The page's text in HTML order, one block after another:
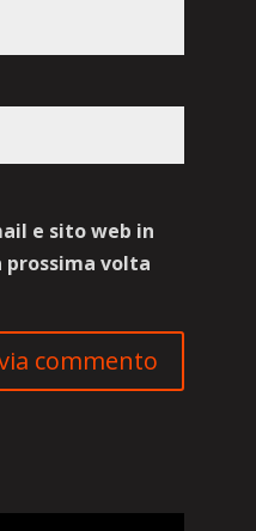
e sito web in
prossima volta